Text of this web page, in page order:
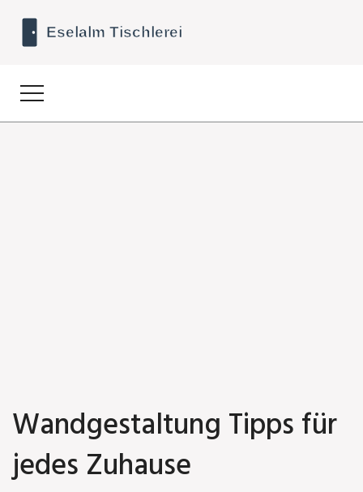
Wandgestaltung Tipps für
jedes Zuhause